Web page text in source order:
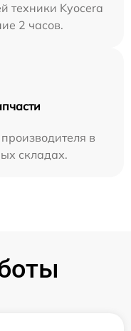
техники Kyocera
2 часов.
в
складах.